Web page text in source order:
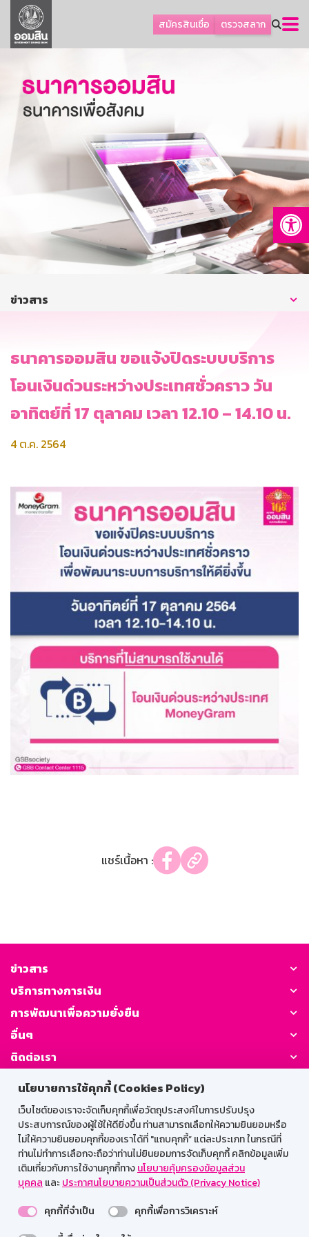
นโยบายการใช้คุกกี้ (Cookies Policy)
เว็บไซต์ของเราจะจัดเก็บคุกกี้เพื่อวัตถุประสงค์ในการปรับปรุง
ประสบการณ์ของผู้ใช้ให้ดียิ่งขึ้น ท่านสามารถเลือกให้ความยินยอมหรือ
ไม่ให้ความยินยอมคุกกี้ของเราได้ที่ "แถบคุกกี้” แต่ละประเภท ในกรณีที่
ท่านไม่ทำการเลือกจะถือว่าท่านไม่ยินยอมการจัดเก็บคุกกี้ คลิกข้อมูลเพิ่ม
เติมเกี่ยวกับการใช้งานคุกกี้ทางนโยบายคุ้มครองข้อมูลส่วน
บุคคล และประกาศนโยบายความเป็นส่วนตัว (Privacy Notice)
คุกกี้ที่จำเป็น
คุกกี้เพื่อการวิเคราะห์
สมัครสินเชื่อ ตรวจสลาก
ลูกค้าธุรกิจ
ลูกค้าผู้ประกอบรายย่อย
ออมเพื่อสุข
เกี่ยวกับธนาคาร
การพัฒนาที่ยั่งยืน
บริการทางการเงิน
ติดต่อเรา
บริการออนไลน์
ข่าวสาร
ธนาคารออมสิน ขอแจ้งปิดระบบบริการ
โอนเงินด่วนระหว่างประเทศชั่วคราว วัน
อาทิตย์ที่ 17 ตุลาคม เวลา 12.10 – 14.10 น.
4 ต.ค. 2564
แชร์เนื้อหา :
ข่าวสาร
บริการทางการเงิน
การพัฒนาเพื่อความยั่งยืน
อื่นๆ
ติดต่อเรา
GSB Society:
สำหรับพนักงาน
Web HR
GSB Wisdom
M-Search
เข้าสู่ระบบเน็ตเมล